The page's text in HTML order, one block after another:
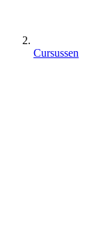
Cursussen